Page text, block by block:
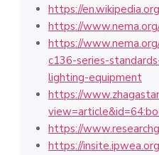
https://
https://
https://
c136-series-
lighting-equipment
https://
https://
https://